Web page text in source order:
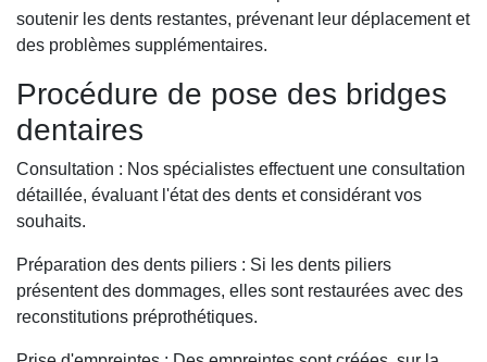
soutenir les dents restantes, prévenant leur déplacement et
des problèmes supplémentaires.
Procédure de pose des bridges
dentaires
Consultation : Nos spécialistes effectuent une consultation
détaillée, évaluant l'état des dents et considérant vos
souhaits.
Préparation des dents piliers : Si les dents piliers
présentent des dommages, elles sont restaurées avec des
reconstitutions préprothétiques.